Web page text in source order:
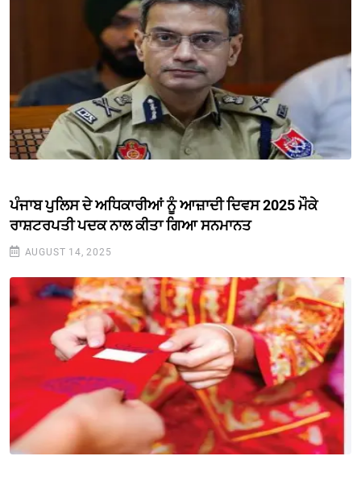
ਪੰਜਾਬ ਪੁਲਿਸ ਦੇ ਅਧਿਕਾਰੀਆਂ ਨੂੰ ਆਜ਼ਾਦੀ ਦਿਵਸ 2025 ਮੌਕੇ
ਰਾਸ਼ਟਰਪਤੀ ਪਦਕ ਨਾਲ ਕੀਤਾ ਗਿਆ ਸਨਮਾਨਤ
AUGUST 14, 2025